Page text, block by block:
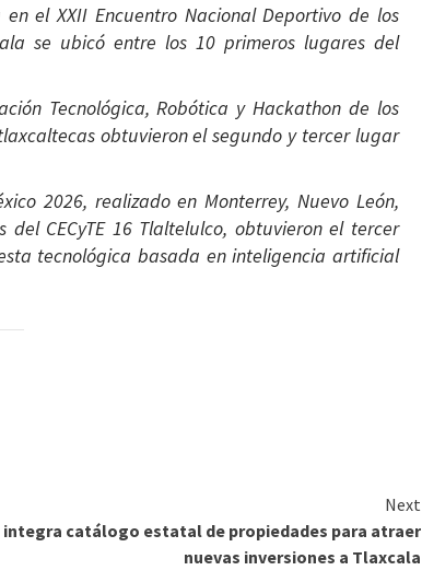
el XXII Encuentro Nacional Deportivo de los
se ubicó entre los 10 primeros lugares del
Tecnológica, Robótica y Hackathon de los
obtuvieron el segundo y tercer lugar
2026, realizado en Monterrey, Nuevo León,
CECyTE 16 Tlaltelulco, obtuvieron el tercer
tecnológica basada en inteligencia artificial
Next
integra catálogo estatal de propiedades para atraer
nuevas inversiones a Tlaxcala